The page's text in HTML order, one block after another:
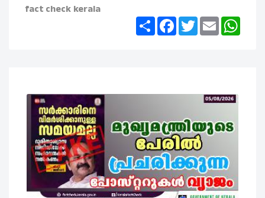
fact check kerala
ShareFacebookTwitterEmail